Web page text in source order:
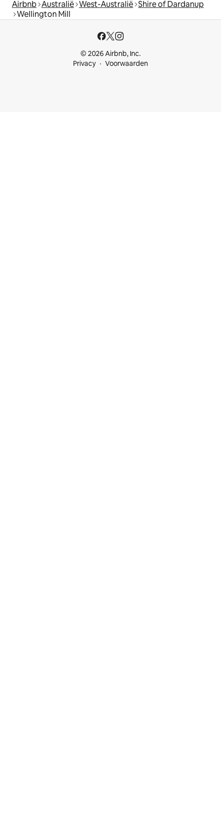
Airbnb Australië West-Australië Shire of Dardanup
Wellington Mill
© 2026 Airbnb, Inc.
Privacy
Voorwaarden